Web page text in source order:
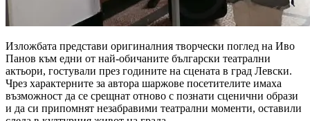
Изложбата представи оригиналния творчески поглед на Иво
Панов към едни от най-обичаните български театрални
актьори, гостували през годините на сцената в град Левски.
Чрез характерните за автора шаржове посетителите имаха
възможност да се срещнат отново с познати сценични образи
и да си припомнят незабравими театрални моменти, оставили